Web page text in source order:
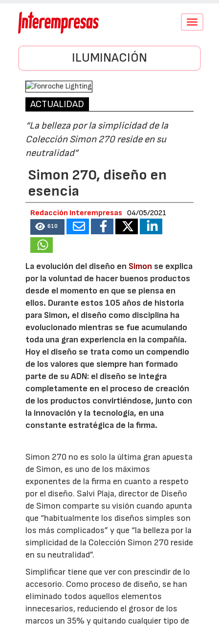
Conmutar
ILUMINACIÓN
ACTUALIDAD
“La belleza por la simplicidad de la
Colección Simon 270 reside en su
neutralidad”
Simon 270, diseño en
esencia
Redacción Interempresas 04/05/2021
610
La evolución del diseño en Simon se explica
por la voluntad de hacer buenos productos
desde el momento en que se piensa en
ellos. Durante estos 105 años de historia
para Simon, el diseño como disciplina ha
evolucionado mientras se fue acumulando
toda una gran experiencia en la compañía.
Hoy el diseño se trata como un compendio
de los valores que siempre han formado
parte de su ADN: el diseño se integra
completamente en el proceso de creación
de los productos convirtiéndose, junto con
la innovación y la tecnología, en una
constante estratégica de la firma.
Simon 270 no es solo la última gran apuesta
de Simon, es uno de los máximos
exponentes de la firma en cuanto a respeto
por el diseño. Salvi Plaja, director de Diseño
de Simon comparte su visión cuando apunta
que “habitualmente los diseños simples son
los más complicados” y que “la belleza por la
simplicidad de la Colección Simon 270 reside
en su neutralidad”.
Simplificar tiene que ver con prescindir de lo
accesorio. Como proceso de diseño, se han
eliminado todos aquellos elementos
innecesarios, reduciendo el grosor de los
marcos un 35% y quitando cualquier tipo de